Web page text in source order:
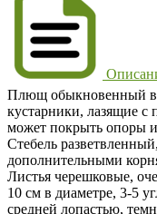
Плющ обыкновенный
кустарники, лазящие
может покрыть опоры
Стебель
дополнительными
Листья черешковые,
10 см в диаметре, 3-5
средней лопастью,